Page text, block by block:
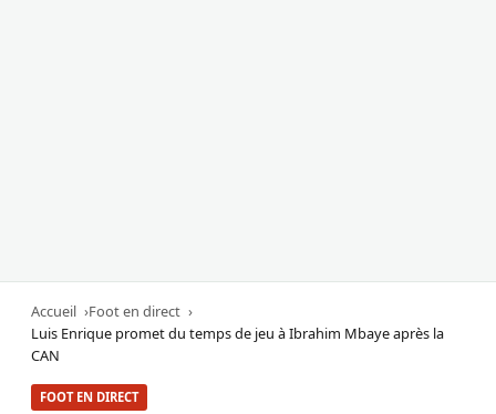
Accueil
Foot en direct
Luis Enrique promet du temps de jeu à Ibrahim Mbaye après la
CAN
FOOT EN DIRECT